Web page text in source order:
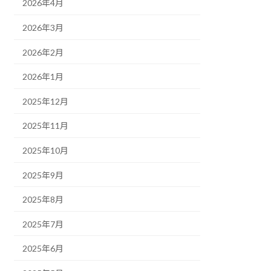
2026年4月
2026年3月
2026年2月
2026年1月
2025年12月
2025年11月
2025年10月
2025年9月
2025年8月
2025年7月
2025年6月